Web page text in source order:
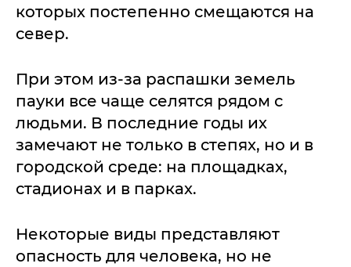
которых постепенно смещаются на
север.
При этом из-за распашки земель
пауки все чаще селятся рядом с
людьми. В последние годы их
замечают не только в степях, но и в
городской среде: на площадках,
стадионах и в парках.
Некоторые виды представляют
опасность для человека, но не